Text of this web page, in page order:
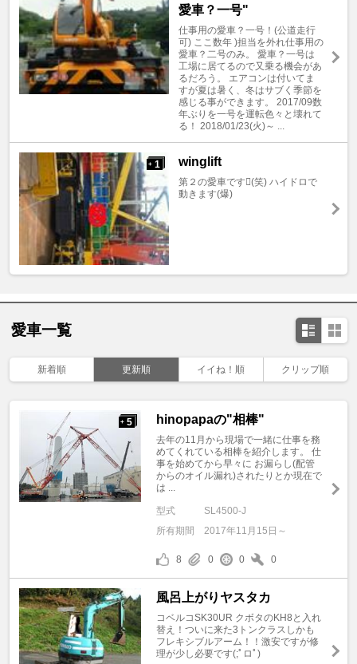
愛車？一号"
仕事用の愛車？一号！(公道走行
可) ここ数年 )担当を外れ仕事用の
愛車？二号のみ。 愛車？一号は
工場に居てるので又乗る機会があ
るだろう。 エアコンは付いてま
すが夏は暑く、冬はサブく季節を
感じる事ができます。 2017/09数
年ぶりを一号を運転色々と壊れて
る！ 2018/01/23(火)～ ...
+ 1 winglift
第２の愛車です(笑) ハイドロで
動きます(爆)
愛車一覧
新着順 更新順 イイね！順 クリップ順
+ 5 hinopapaの"相棒"
去年の11月から現場で一緒に仕事を務
めてくれている相棒を紹介します。 仕
事を始めてから早々に お漏らし(配管
からのオイル漏れ)されたりとか現在で
は ...
型式
SL4500-J
所有期間
2017年11月15日～
8 0 0 0
風呂上がりヤスタカ
コベルコSK30UR クボタのKH8と入れ
替え！ついに来た3トンクラスしかも
フレキシブルアーム！！激安ですが修
理が少し必要です(;ﾟロﾟ)